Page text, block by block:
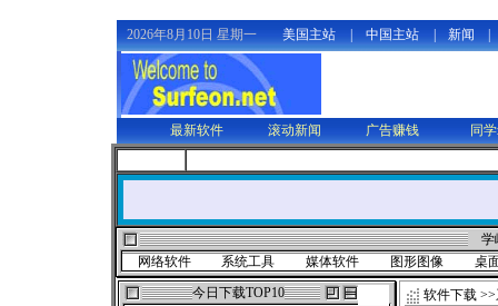
2026年8月10日 星期一 美国主站 中国主站 新闻
最新软件 滚动新闻 广告赚钱 同
学
网络软件
系统工具 媒体软件 图形图像
桌
今日下载TOP10
软件下载 >>